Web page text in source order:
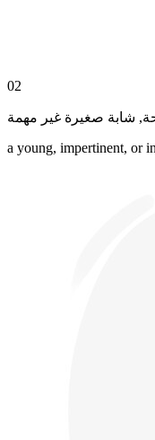
02
, شابة صغيرة غير مهمة
a young, impertinent, or